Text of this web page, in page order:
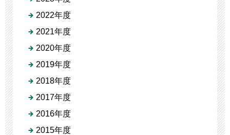
2022年度
2021年度
2020年度
2019年度
2018年度
2017年度
2016年度
2015年度